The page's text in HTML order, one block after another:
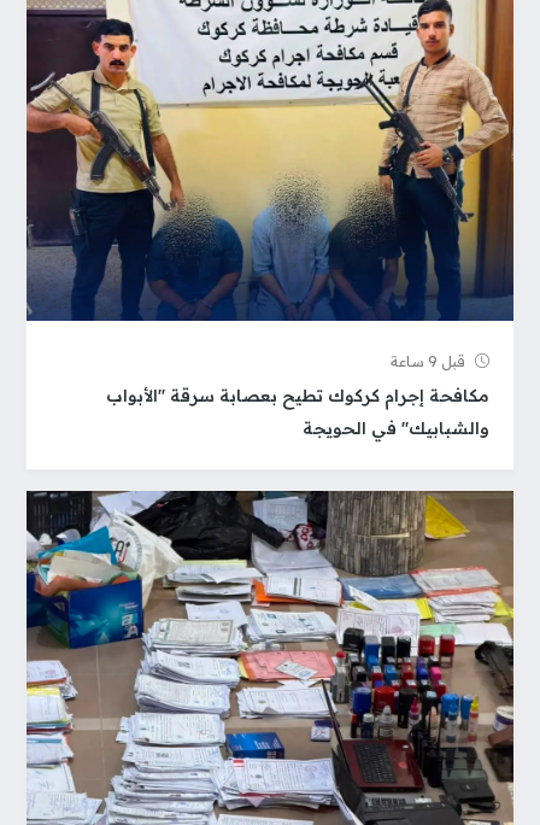
قبل 9 ساعة
مكافحة إجرام كركوك تطيح بعصابة سرقة "الأبواب
والشبابيك" في الحويجة